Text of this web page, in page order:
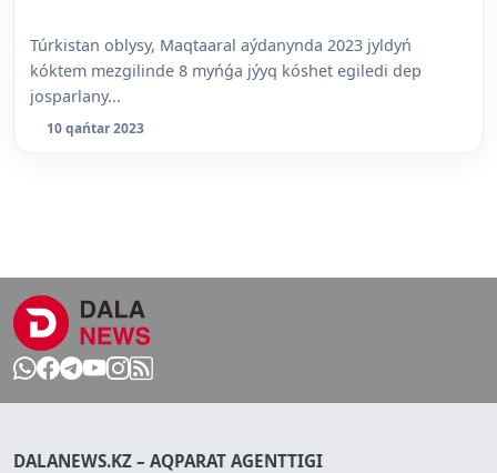
Túrkistan oblysy, Maqtaaral aýdanynda 2023 jyldyń
kóktem mezgilinde 8 myńǵa jýyq kóshet egiledi dep
josparlany...
10 qańtar 2023
DALANEWS.KZ – AQPARAT AGENTTIGI